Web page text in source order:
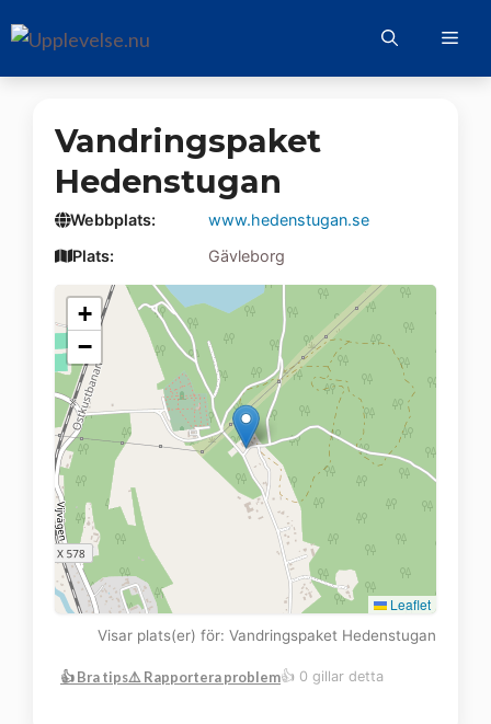
till
innehåll
Vandringspaket
Hedenstugan
Webbplats:
www.hedenstugan.se
Plats:
Gävleborg
+
−
Leaflet
Visar plats(er) för: Vandringspaket Hedenstugan
👍 Bra tips⚠️ Rapportera problem👍 0 gillar detta